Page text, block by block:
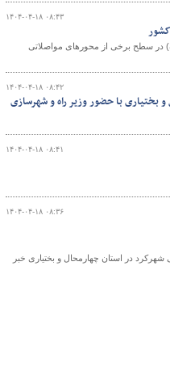
۱۴۰۴-۰۴-۱۸ ۰۸:۴۳
کشور، محدودیت‌های ترافیکی از چهارشنبه تا شنبه (۱۸ تا ۲۱ تیر ماه) در سطح برخی از محورهای مواصلاتی
۱۴۰۴-۰۴-۱۸ ۰۸:۴۲
با حضور وزیر راه و شهرسازی
۱۴۰۴-۰۴-۱۸ ۰۸:۴۱
۱۴۰۴-۰۴-۱۸ ۰۸:۳۶
در استان چهارمحال و بختیاری خبر